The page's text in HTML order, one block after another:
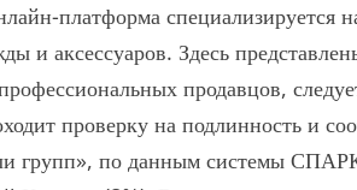
платформа специализируется
и аксессуаров. Здесь
продавцов,
проверку на подлинность и
групп», по данным системы